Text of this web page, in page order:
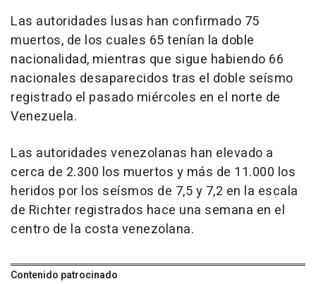
Las autoridades lusas han confirmado 75
muertos, de los cuales 65 tenían la doble
nacionalidad, mientras que sigue habiendo 66
nacionales desaparecidos tras el doble seísmo
registrado el pasado miércoles en el norte de
Venezuela.
Las autoridades venezolanas han elevado a
cerca de 2.300 los muertos y más de 11.000 los
heridos por los seísmos de 7,5 y 7,2 en la escala
de Richter registrados hace una semana en el
centro de la costa venezolana.
Contenido patrocinado